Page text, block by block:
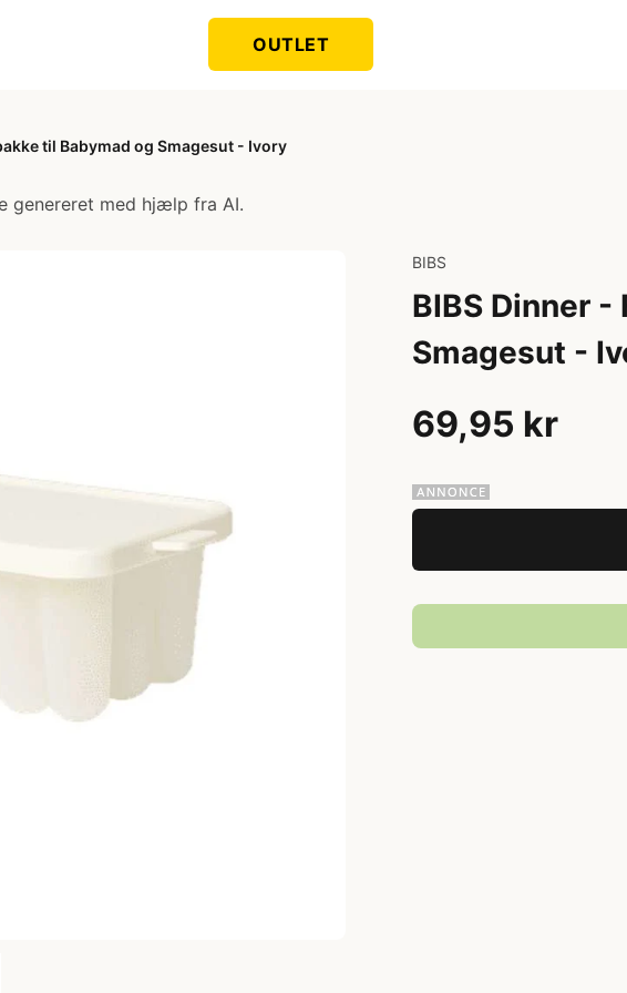
OUTLET
til Babymad og Smagesut - Ivory
genereret med hjælp fra AI.
BIBS
BIBS Dinner
Smagesut -
69,95 kr